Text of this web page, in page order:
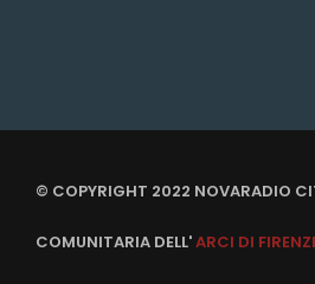
© COPYRIGHT 2022 NOVARADIO
COMUNITARIA DELL'ARCI DI